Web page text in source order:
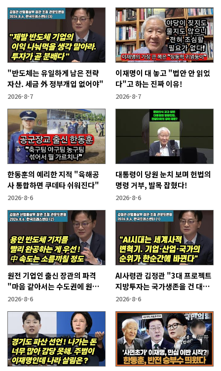
"반도체는 유일하게 남은 전략
자산. 세금 外 정부개입 없어야"
2026-8-7
이재명이 대 놓고 "법안 안 읽었
다"고 하는 진짜 이유!
2026-8-7
한동훈의 예리한 지적 "육해공
사 통합하면 쿠데타 쉬워진다"
2026-8-6
대통령이 당원 눈치 보며 헌법의
명령 거부, 발목 잡혔다!
2026-8-6
원전 기업인 출신 장관의 파격
"마음 같아서는 수도권에 원전
짓고싶다"
2026-8-6
AI사령관 김정관 "3대 프로젝트
지방투자는 국가생존을 건 대전
략"
2026-8-6